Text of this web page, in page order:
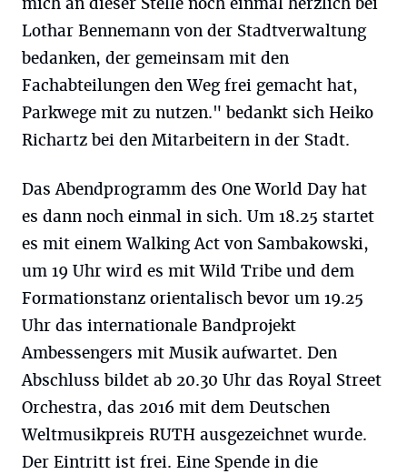
Lothar Bennemann von der Stadtverwaltung
bedanken, der gemeinsam mit den
Fachabteilungen den Weg frei gemacht hat,
Parkwege mit zu nutzen." bedankt sich Heiko
Richartz bei den Mitarbeitern in der Stadt.
Das Abendprogramm des One World Day hat
es dann noch einmal in sich. Um 18.25 startet
es mit einem Walking Act von Sambakowski,
um 19 Uhr wird es mit Wild Tribe und dem
Formationstanz orientalisch bevor um 19.25
Uhr das internationale Bandprojekt
Ambessengers mit Musik aufwartet. Den
Abschluss bildet ab 20.30 Uhr das Royal Street
Orchestra, das 2016 mit dem Deutschen
Weltmusikpreis RUTH ausgezeichnet wurde.
Der Eintritt ist frei. Eine Spende in die